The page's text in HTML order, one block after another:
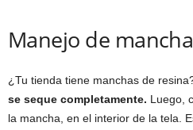
Manejo de
¿Tu tienda tiene manchas de
se seque completamente. Luego,
la mancha, en el interior de la tela.